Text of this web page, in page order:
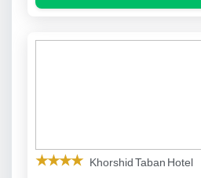
Khorshid Taban Hotel
★
★
★
★